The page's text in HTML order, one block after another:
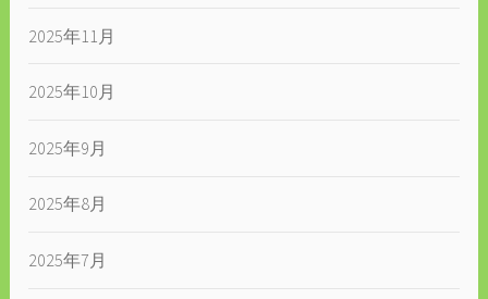
2025年11月
2025年10月
2025年9月
2025年8月
2025年7月